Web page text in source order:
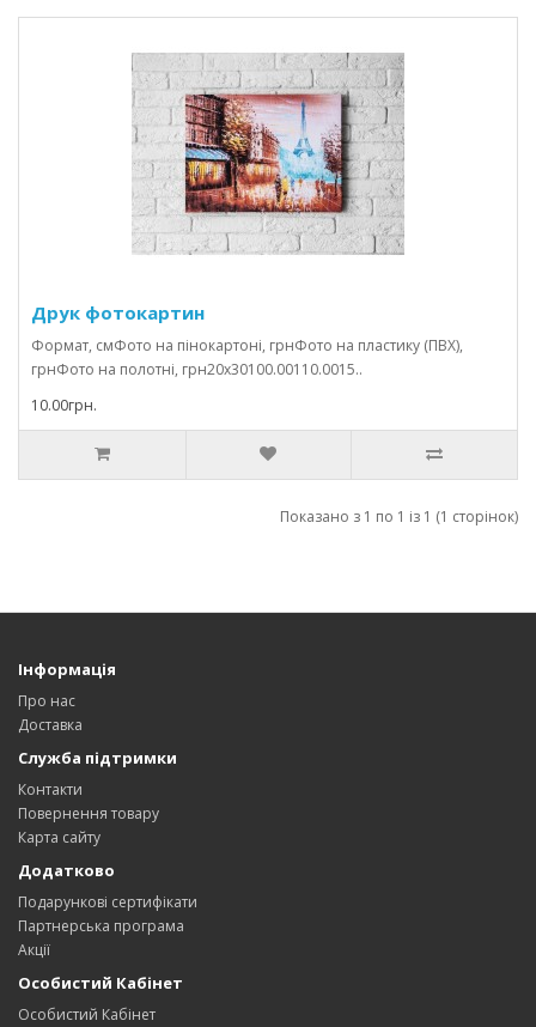
Друк фотокартин
Формат, смФото на пінокартоні, грнФото на пластику (ПВХ),
грнФото на полотні, грн20x30100.00110.0015..
10.00грн.
Показано з 1 по 1 із 1 (1 сторінок)
Інформація
Про нас
Доставка
Служба підтримки
Контакти
Повернення товару
Карта сайту
Додатково
Подарункові сертифікати
Партнерська програма
Акції
Особистий Кабінет
Особистий Кабінет